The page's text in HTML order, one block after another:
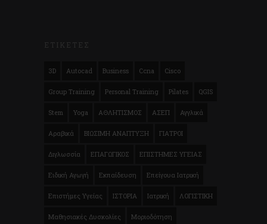
ΕΤΙΚΕΤΕΣ
3D Autocad Business Ccna Cisco
Group Training Personal Training Pilates QGIS
Stem Yoga ΑΘΛΗΤΙΣΜΟΣ ΑΣΕΠ Αγγλικά
Αραβικά ΒΙΩΣΙΜΗ ΑΝΑΠΤΥΞΗ ΓΙΑΤΡΟΙ
Διγλωσσία ΕΠΑΓΩΓΙΚΟΣ ΕΠΙΣΤΗΜΕΣ ΥΓΕΙΑΣ
Ειδική Αγωγή Εκπαίδευση Επείγουα Ιατρική
Επιστήμες Υγείας ΙΣΤΟΡΙΑ Ιατρική ΛΟΓΙΣΤΙΚΗ
Μαθησιακές Δυσκολίες Μοριοδότηση